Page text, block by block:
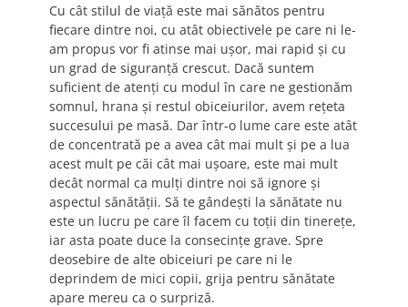
Cu cât stilul de viață este mai sănătos pentru
fiecare dintre noi, cu atât obiectivele pe care ni le-
am propus vor fi atinse mai ușor, mai rapid și cu
un grad de siguranță crescut. Dacă suntem
suficient de atenți cu modul în care ne gestionăm
somnul, hrana și restul obiceiurilor, avem rețeta
succesului pe masă. Dar într-o lume care este atât
de concentrată pe a avea cât mai mult și pe a lua
acest mult pe căi cât mai ușoare, este mai mult
decât normal ca mulți dintre noi să ignore și
aspectul sănătății. Să te gândești la sănătate nu
este un lucru pe care îl facem cu toții din tinerețe,
iar asta poate duce la consecințe grave. Spre
deosebire de alte obiceiuri pe care ni le
deprindem de mici copii, grija pentru sănătate
apare mereu ca o surpriză.